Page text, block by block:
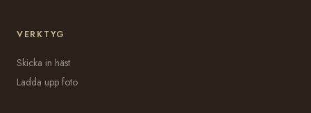
VERKTYG
Skicka in häst
Ladda upp foto